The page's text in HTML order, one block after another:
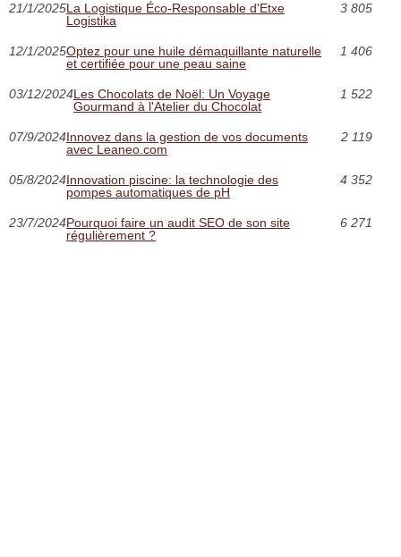
21/1/2025La Logistique Éco-Responsable d'Etxe
Logistika
3 805
12/1/2025Optez pour une huile démaquillante naturelle
et certifiée pour une peau saine
1 406
03/12/2024Les Chocolats de Noël: Un Voyage
Gourmand à l'Atelier du Chocolat
1 522
07/9/2024Innovez dans la gestion de vos documents
avec Leaneo.com
2 119
05/8/2024Innovation piscine: la technologie des
pompes automatiques de pH
4 352
23/7/2024Pourquoi faire un audit SEO de son site
régulièrement ?
6 271